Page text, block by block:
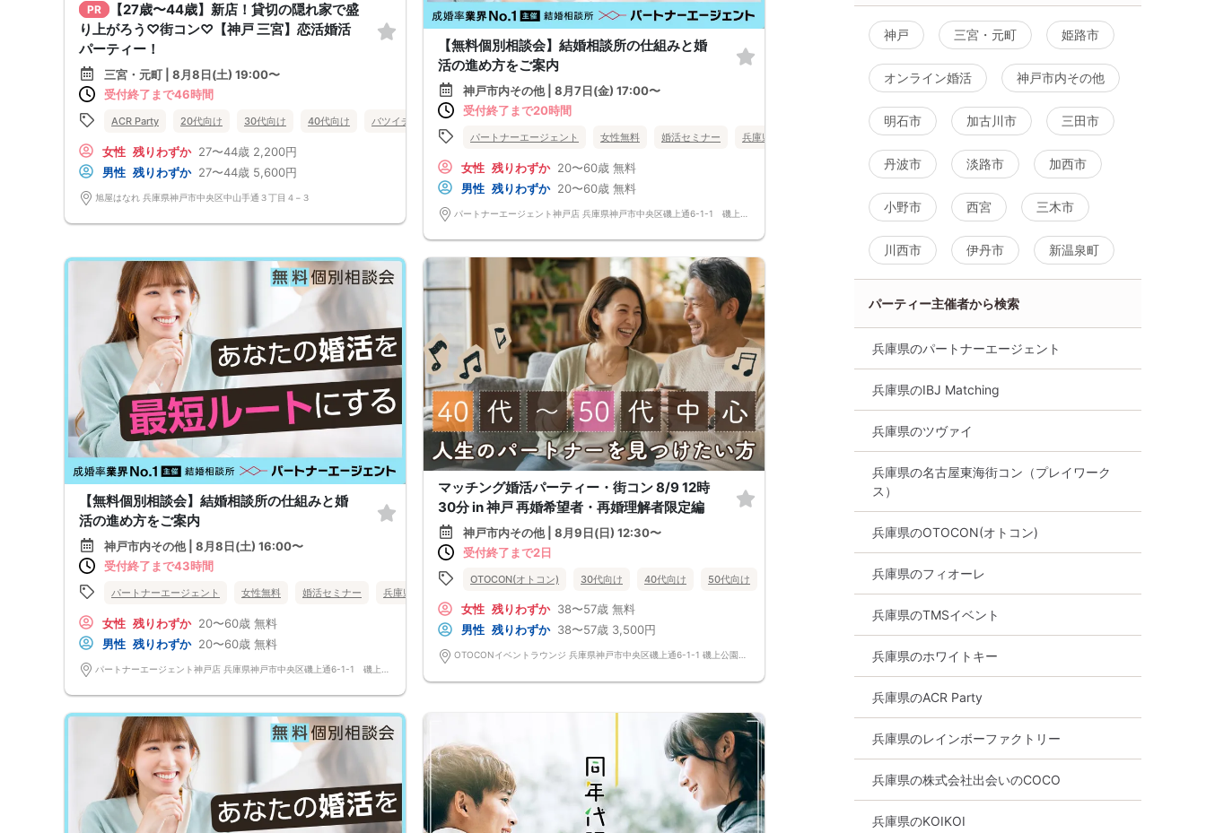
PR
【27歳〜44歳】新店！貸切の隠れ家で盛
り上がろう♡街コン♡【神戸 三宮】恋活婚活
パーティー！
三宮・元町 | 8月8日(土) 19:00〜
受付終了まで46時間
ACR Party 20代向け 30代向け 40代向け バツイチ・再婚
女性 残りわずか 27〜44歳 2,200円
男性 残りわずか 27〜44歳 5,600円
旭屋はなれ 兵庫県神戸市中央区中山手通３丁目４−３
【無料個別相談会】結婚相談所の仕組みと婚
活の進め方をご案内
神戸市内その他 | 8月7日(金) 17:00〜
受付終了まで20時間
パートナーエージェント 女性無料 婚活セミナー 兵庫県
女性 残りわずか 20〜60歳 無料
男性 残りわずか 20〜60歳 無料
【無料個別相談会】結婚相談所の仕組みと婚
活の進め方をご案内
神戸市内その他 | 8月8日(土) 16:00〜
受付終了まで43時間
パートナーエージェント 女性無料 婚活セミナー 兵庫県
女性 残りわずか 20〜60歳 無料
男性 残りわずか 20〜60歳 無料
マッチング婚活パーティー・街コン 8/9 12時
30分 in 神戸 再婚希望者・再婚理解者限定編
神戸市内その他 | 8月9日(日) 12:30〜
受付終了まで2日
OTOCON(オトコン) 30代向け 40代向け 50代向け 神戸市内その他
女性 残りわずか 38〜57歳 無料
男性 残りわずか 38〜57歳 3,500円
神戸 三宮・元町 姫路市
オンライン婚活 神戸市内その他
明石市 加古川市 三田市
丹波市 淡路市 加西市
小野市 西宮 三木市
川西市 伊丹市 新温泉町
パーティー主催者から検索
兵庫県のパートナーエージェント
兵庫県のIBJ Matching
兵庫県のツヴァイ
兵庫県の名古屋東海街コン（プレイワーク
ス）
兵庫県のOTOCON(オトコン)
兵庫県のフィオーレ
兵庫県のTMSイベント
兵庫県のホワイトキー
兵庫県のACR Party
兵庫県のレインボーファクトリー
兵庫県の株式会社出会いのCOCO
兵庫県のKOIKOI